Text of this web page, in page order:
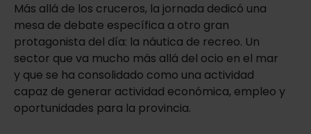
Más allá de los cruceros, la jornada dedicó una
mesa de debate específica a otro gran
protagonista del día: la náutica de recreo. Un
sector que va mucho más allá del ocio en el mar
y que se ha consolidado como una actividad
capaz de generar actividad económica, empleo y
oportunidades para la provincia.